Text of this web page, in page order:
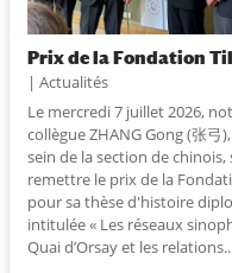
Prix de la Fondation
Actualités
Le mercredi 7 juillet 2026,
collègue ZHANG Gong (张弓),
sein de la section de chinois,
remettre le prix de la
pour sa thèse d'histoire
intitulée « Les réseaux
Quai d’Orsay et les